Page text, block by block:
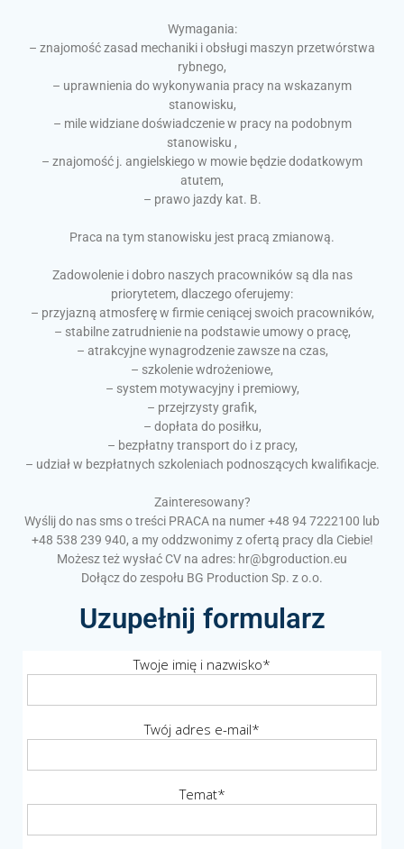
Wymagania:
– znajomość zasad mechaniki i obsługi maszyn przetwórstwa
rybnego,
– uprawnienia do wykonywania pracy na wskazanym
stanowisku,
– mile widziane doświadczenie w pracy na podobnym
stanowisku ,
– znajomość j. angielskiego w mowie będzie dodatkowym
atutem,
– prawo jazdy kat. B.
Praca na tym stanowisku jest pracą zmianową.
Zadowolenie i dobro naszych pracowników są dla nas
priorytetem, dlaczego oferujemy:
– przyjazną atmosferę w firmie ceniącej swoich pracowników,
– stabilne zatrudnienie na podstawie umowy o pracę,
– atrakcyjne wynagrodzenie zawsze na czas,
– szkolenie wdrożeniowe,
– system motywacyjny i premiowy,
– przejrzysty grafik,
– dopłata do posiłku,
– bezpłatny transport do i z pracy,
– udział w bezpłatnych szkoleniach podnoszących kwalifikacje.
Zainteresowany?
Wyślij do nas sms o treści PRACA na numer +48 94 7222100 lub
+48 538 239 940, a my oddzwonimy z ofertą pracy dla Ciebie!
Możesz też wysłać CV na adres: hr@bgroduction.eu
Dołącz do zespołu BG Production Sp. z o.o.
Uzupełnij formularz
Twoje imię i nazwisko*
Twój adres e-mail*
Temat*